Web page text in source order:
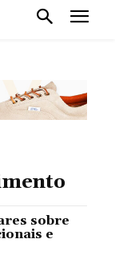
sobre
e